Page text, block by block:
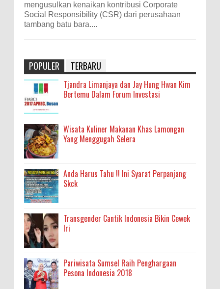
mengusulkan kenaikan kontribusi Corporate
Social Responsibility (CSR) dari perusahaan
tambang batu bara....
POPULER TERBARU
Tjandra Limanjaya dan Jay Hung Hwan Kim
Bertemu Dalam Forum Investasi
Wisata Kuliner Makanan Khas Lamongan
Yang Menggugah Selera
Anda Harus Tahu !! Ini Syarat Perpanjang
Skck
Transgender Cantik Indonesia Bikin Cewek
Iri
Pariwisata Sumsel Raih Penghargaan
Pesona Indonesia 2018